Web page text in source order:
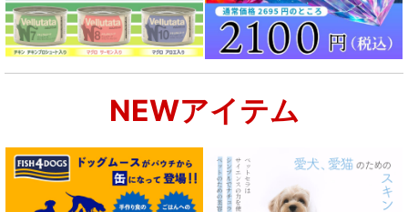
腎臓ケア対応ドッグフード
肝臓ケア対応ドッグフード
肥満ケア対応 フード for DOG
NEWアイテム